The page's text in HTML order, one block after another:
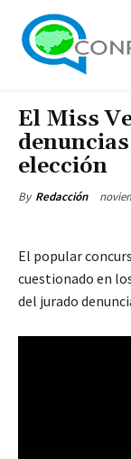
El Miss
elección
By Redacción
El popular
cuestionado en
del jurado